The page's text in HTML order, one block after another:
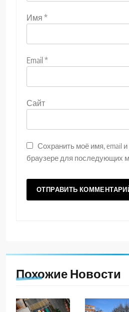
Имя *
Email*
Сайт
Сохранить моё имя, email
браузере для последующих
Похожие Новости